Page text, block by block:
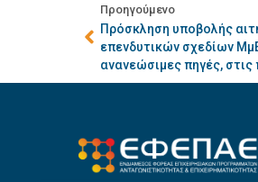
Προηγούμενο
Πρόσκληση υποβολής
επενδυτικών σχεδίων
ανανεώσιμες πηγές,